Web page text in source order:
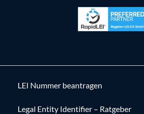
LEI Nummer beantragen
Legal Entity Identifier – Ratgeber